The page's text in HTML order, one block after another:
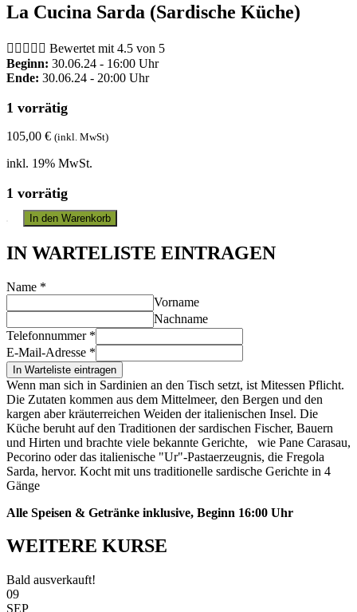
La Cucina Sarda (Sardische Küche)
     Bewertet mit 4.5 von 5
Beginn: 30.06.24 - 16:00 Uhr
Ende: 30.06.24 - 20:00 Uhr
1 vorrätig
105,00 € (inkl. MwSt)
inkl. 19% MwSt.
1 vorrätig
In den Warenkorb
IN WARTELISTE EINTRAGEN
Name *
Vorname
Nachname
Telefonnummer *
E-Mail-Adresse *
In Warteliste eintragen
Wenn man sich in Sardinien an den Tisch setzt, ist Mitessen Pflicht.
Die Zutaten kommen aus dem Mittelmeer, den Bergen und den
kargen aber kräuterreichen Weiden der italienischen Insel. Die
Küche beruht auf den Traditionen der sardischen Fischer, Bauern
und Hirten und brachte viele bekannte Gerichte, wie Pane Carasau,
Pecorino oder das italienische "Ur"-Pastaerzeugnis, die Fregola
Sarda, hervor. Kocht mit uns traditionelle sardische Gerichte in 4
Gänge
Alle Speisen & Getränke inklusive, Beginn 16:00 Uhr
WEITERE KURSE
Bald ausverkauft!
09
SEP